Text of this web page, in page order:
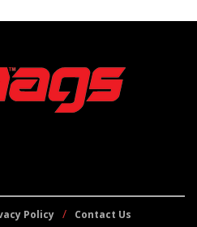
Policy Contact Us